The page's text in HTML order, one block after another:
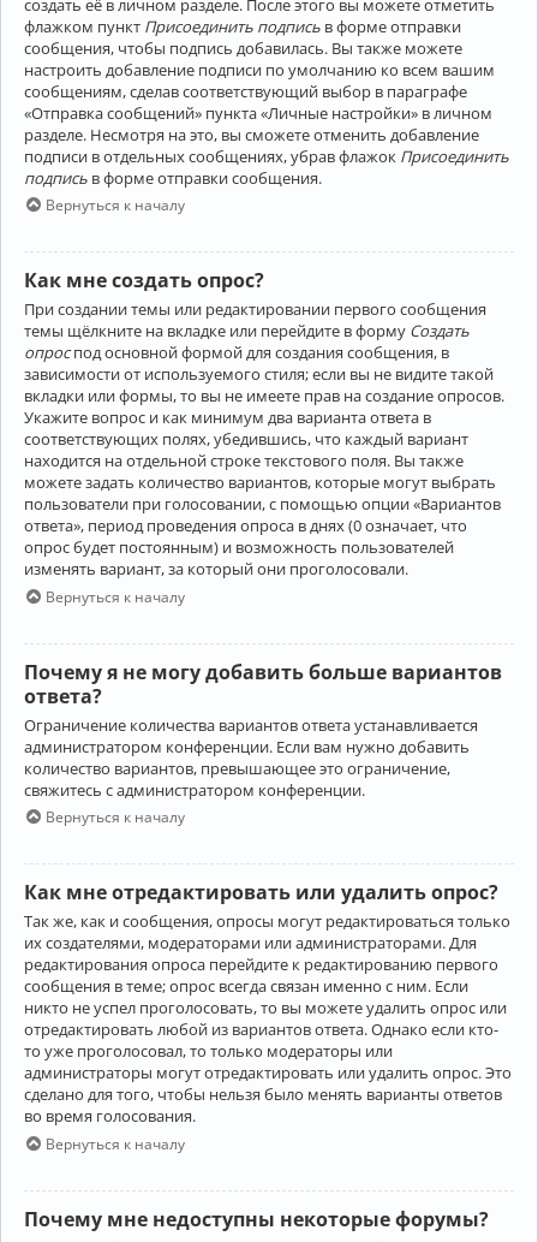
флажком пункт Присоединить подпись в форме отправки
сообщения, чтобы подпись добавилась. Вы также можете
настроить добавление подписи по умолчанию ко всем вашим
сообщениям, сделав соответствующий выбор в параграфе
«Отправка сообщений» пункта «Личные настройки» в личном
разделе. Несмотря на это, вы сможете отменить добавление
подписи в отдельных сообщениях, убрав флажок Присоединить
подпись в форме отправки сообщения.
Вернуться к началу
Как мне создать опрос?
При создании темы или редактировании первого сообщения
темы щёлкните на вкладке или перейдите в форму Создать
опроспод основной формой для создания сообщения, в
зависимости от используемого стиля; если вы не видите такой
вкладки или формы, то вы не имеете прав на создание опросов.
Укажите вопрос и как минимум два варианта ответа в
соответствующих полях, убедившись, что каждый вариант
находится на отдельной строке текстового поля. Вы также
можете задать количество вариантов, которые могут выбрать
пользователи при голосовании, с помощью опции «Вариантов
ответа», период проведения опроса в днях (0 означает, что
опрос будет постоянным) и возможность пользователей
изменять вариант, за который они проголосовали.
Вернуться к началу
Почему я не могу добавить больше вариантов
ответа?
Ограничение количества вариантов ответа устанавливается
администратором конференции. Если вам нужно добавить
количество вариантов, превышающее это ограничение,
свяжитесь с администратором конференции.
Вернуться к началу
Как мне отредактировать или удалить опрос?
Так же, как и сообщения, опросы могут редактироваться только
их создателями, модераторами или администраторами. Для
редактирования опроса перейдите к редактированию первого
сообщения в теме; опрос всегда связан именно с ним. Если
никто не успел проголосовать, то вы можете удалить опрос или
отредактировать любой из вариантов ответа. Однако если кто-
то уже проголосовал, то только модераторы или
администраторы могут отредактировать или удалить опрос. Это
сделано для того, чтобы нельзя было менять варианты ответов
во время голосования.
Вернуться к началу
Почему мне недоступны некоторые форумы?